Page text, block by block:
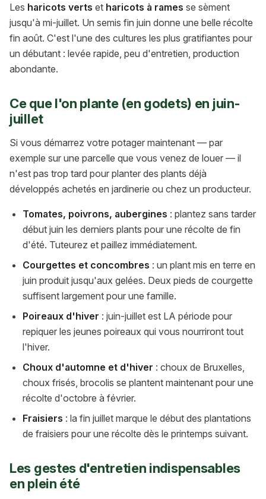
Les haricots verts et haricots à rames se sèment
jusqu'à mi-juillet. Un semis fin juin donne une belle récolte
fin août. C'est l'une des cultures les plus gratifiantes pour
un débutant : levée rapide, peu d'entretien, production
abondante.
Ce que l'on plante (en godets) en juin-
juillet
Si vous démarrez votre potager maintenant — par
exemple sur une parcelle que vous venez de louer — il
n'est pas trop tard pour planter des plants déjà
développés achetés en jardinerie ou chez un producteur.
Tomates, poivrons, aubergines : plantez sans tarder
début juin les derniers plants pour une récolte de fin
d'été. Tuteurez et paillez immédiatement.
Courgettes et concombres : un plant mis en terre en
juin produit jusqu'aux gelées. Deux pieds de courgette
suffisent largement pour une famille.
Poireaux d'hiver : juin-juillet est LA période pour
repiquer les jeunes poireaux qui vous nourriront tout
l'hiver.
Choux d'automne et d'hiver : choux de Bruxelles,
choux frisés, brocolis se plantent maintenant pour une
récolte d'octobre à février.
Fraisiers : la fin juillet marque le début des plantations
de fraisiers pour une récolte dès le printemps suivant.
Les gestes d'entretien indispensables
en plein été